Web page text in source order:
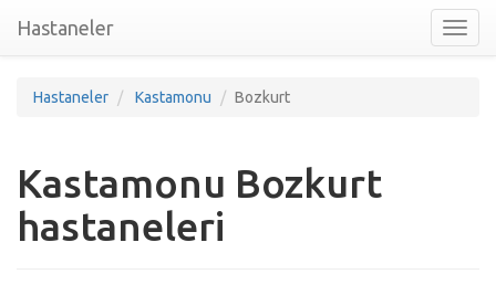
nav
Hastaneler
Hastaneler Kastamonu Bozkurt
Kastamonu Bozkurt
hastaneleri